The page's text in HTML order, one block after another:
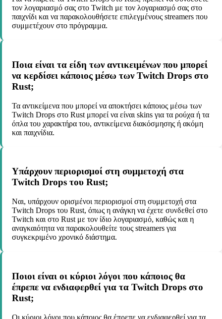
τον λογαριασμό σας στο Twitch με τον λογαριασμό σας στο
παιχνίδι και να παρακολουθήσετε επιλεγμένους streamers που
συμμετέχουν στο πρόγραμμα.
Ποια είναι τα είδη των αντικειμένων που μπορεί
να κερδίσει κάποιος μέσω των Twitch Drops στο
Rust;
Τα αντικείμενα που μπορεί να αποκτήσει κάποιος μέσω των
Twitch Drops στο Rust μπορεί να είναι skins για τα ρούχα ή τα
όπλα του χαρακτήρα του, αντικείμενα διακόσμησης ή ακόμη
και παιχνίδια.
Υπάρχουν περιορισμοί στη συμμετοχή στα
Twitch Drops του Rust;
Ναι, υπάρχουν ορισμένοι περιορισμοί στη συμμετοχή στα
Twitch Drops του Rust, όπως η ανάγκη να έχετε συνδεθεί στο
Twitch και στο Rust με τον ίδιο λογαριασμό, καθώς και η
αναγκαιότητα να παρακολουθείτε τους streamers για
συγκεκριμένο χρονικό διάστημα.
Ποιοι είναι οι κύριοι λόγοι που κάποιος θα
έπρεπε να ενδιαφερθεί για τα Twitch Drops στο
Rust;
Οι κύριοι λόγοι που κάποιος θα έπρεπε να ενδιαφερθεί για τα